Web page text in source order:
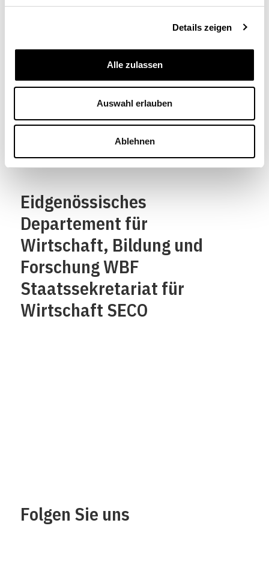
Details zeigen
Alle zulassen
Auswahl erlauben
Ablehnen
Schweizerische
Eidgenossenschaft
Confédération suisse
Confederazione Svizzera
Confederaziun svizra
Eidgenössisches
Departement für
Wirtschaft, Bildung und
Forschung WBF
Staatssekretariat für
Wirtschaft SECO
Folgen Sie uns